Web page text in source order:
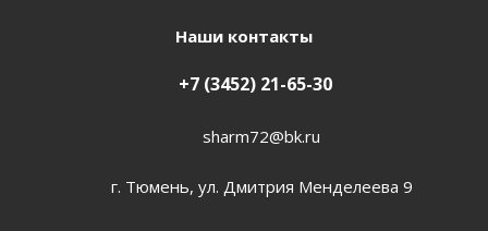
Наши контакты
+7 (3452) 21-65-30
sharm72@bk.ru
г. Тюмень, ул. Дмитрия Менделеева 9